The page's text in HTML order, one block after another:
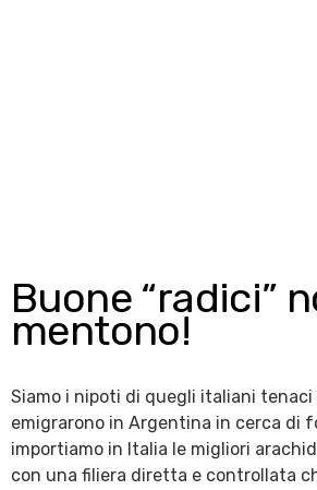
Buone “radici”
mentono!
Siamo i nipoti di quegli italiani
emigrarono in Argentina in cerca di
importiamo in Italia le migliori
con una filiera diretta e controllata